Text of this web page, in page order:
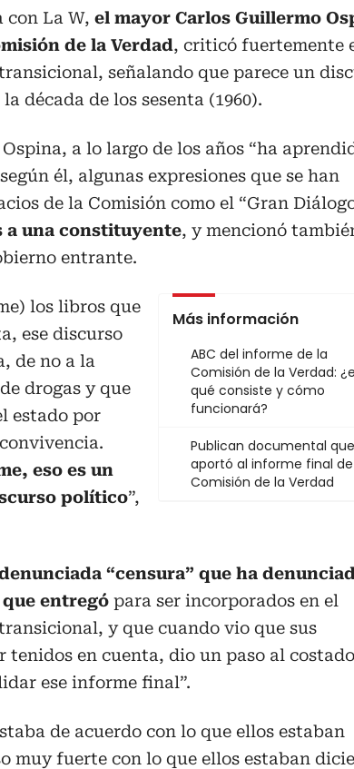
con La W, el mayor Carlos Guillermo
de la Verdad, criticó fuertemente
señalando que parece un
década de los sesenta (1960).
a lo largo de los años “ha
él, algunas expresiones que se han
de la Comisión como el “Gran
a una constituyente, y mencionó
entrante.
Más información
ABC del informe de la
Comisión de la Verdad:
qué consiste y cómo
funcionará?
Publican documental que
aportó al informe final
Comisión de la Verdad
los libros que
ese discurso
de no a la
drogas y que
estado por
eso es un
político”,
“censura” que ha
entregó para ser incorporados en el
y que cuando vio que sus
tenidos en cuenta, dio un paso al
ese informe final”.
de acuerdo con lo que ellos estaban
muy fuerte con lo que ellos estaban